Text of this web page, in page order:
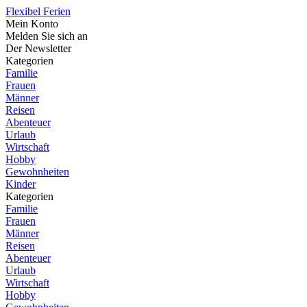
Flexibel Ferien
Mein Konto
Melden Sie sich an
Der Newsletter
Kategorien
Familie
Frauen
Männer
Reisen
Abenteuer
Urlaub
Wirtschaft
Hobby
Gewohnheiten
Kinder
Kategorien
Familie
Frauen
Männer
Reisen
Abenteuer
Urlaub
Wirtschaft
Hobby